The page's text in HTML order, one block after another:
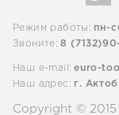
Режим работы: пн-
Наш e-mail: euro-
Звоните: 8
Наш адрес: г.
Copyright ©